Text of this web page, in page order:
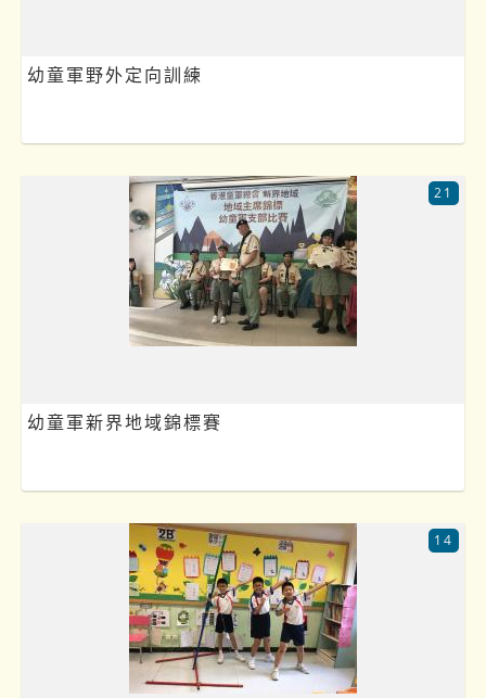
幼童軍野外定向訓練
幼童軍新界地域錦標賽
21
14